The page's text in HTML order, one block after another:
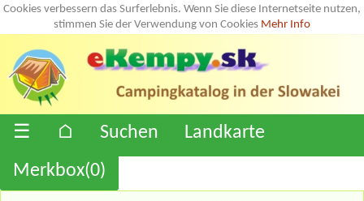
Cookies verbessern das Surferlebnis. Wenn Sie diese Internetseite nutzen,
stimmen Sie der Verwendung von Cookies Mehr Info
☰ ⌂ Suchen
Landkarte
Merkbox(0)